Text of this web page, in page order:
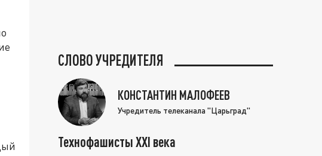
СЛОВО УЧРЕДИТЕЛЯ
КОНСТАНТИН МАЛОФЕЕВ
Учредитель телеканала "Царьград"
Технофашисты XXI века